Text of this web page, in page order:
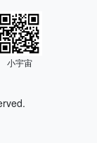
小宇宙